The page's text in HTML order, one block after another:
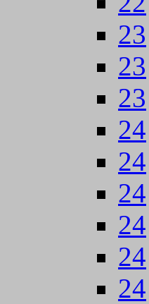
23
23
23
24
24
24
24
24
24